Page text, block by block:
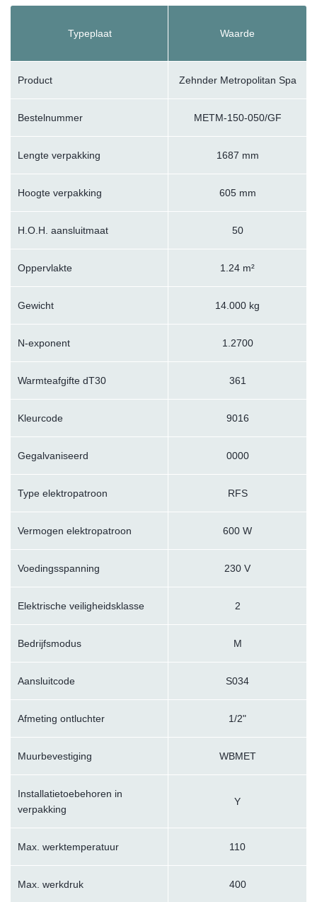
Typeplaat Waarde
Product Zehnder Metropolitan Spa
Bestelnummer METM-150-050/GF
Lengte verpakking 1687 mm
Hoogte verpakking 605 mm
H.O.H. aansluitmaat 50
Oppervlakte 1.24 m²
Gewicht 14.000 kg
N-exponent 1.2700
Warmteafgifte dT30 361
Kleurcode 9016
Gegalvaniseerd 0000
Type elektropatroon RFS
Vermogen elektropatroon 600 W
Voedingsspanning 230 V
Elektrische veiligheidsklasse 2
Bedrijfsmodus M
Aansluitcode S034
Afmeting ontluchter 1/2"
Muurbevestiging WBMET
Installatietoebehoren in
verpakking
Y
Max. werktemperatuur 110
Max. werkdruk 400